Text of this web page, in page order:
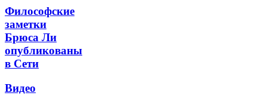
Философские
заметки
Брюса Ли
опубликованы
в Сети
Видео